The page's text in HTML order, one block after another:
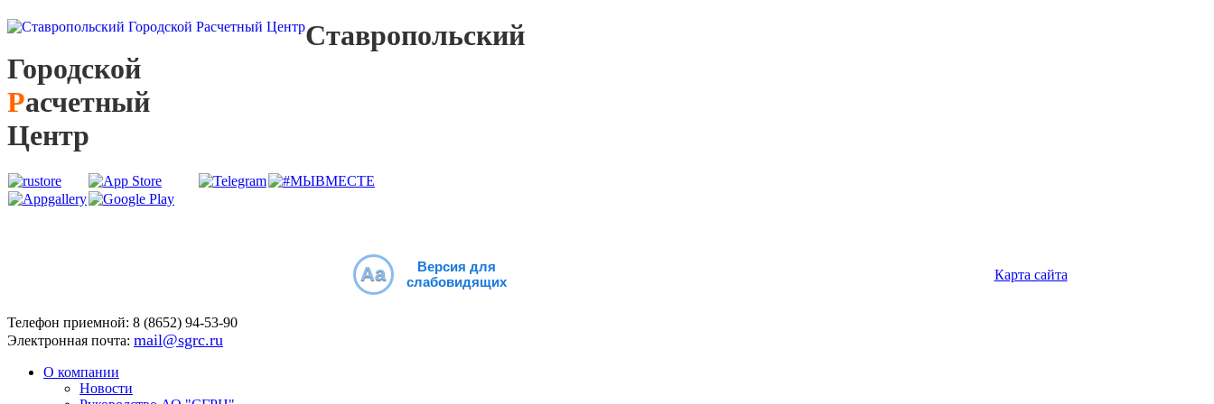
Ставропольский
Городской
Расчетный
Центр
Aa
Версия для
слабовидящих
Карта сайта
Телефон приемной: 8 (8652) 94-53-90
Электронная почта: mail@sgrc.ru
О компании
Новости